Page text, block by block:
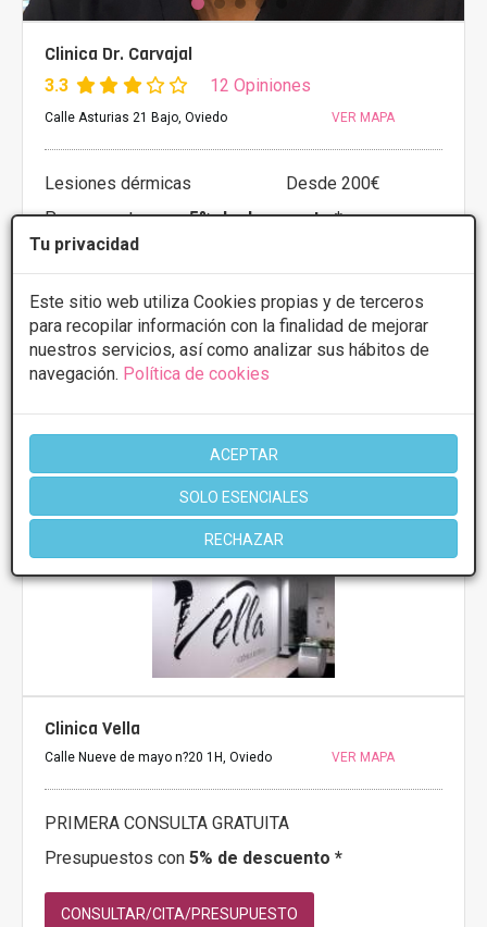
Tu privacidad
Este sitio web utiliza Cookies propias y de terceros
para recopilar información con la finalidad de mejorar
nuestros servicios, así como analizar sus hábitos de
navegación. Política de cookies
ACEPTAR
SOLO ESENCIALES
RECHAZAR
Clinica Dr. Carvajal
3.3 12 Opiniones
Calle Asturias 21 Bajo, Oviedo VER MAPA
Lesiones dérmicas
Desde 200€
Presupuestos con5% de descuento *
CONSULTAR/CITA/PRESUPUESTO
Lunes
10:00 - 14:00 16:00 - 20:00
Martes
10:00 - 14:00 16:00 - 20:00
Miércoles
10:00 - 14:00 16:00 - 20:00
Viernes
10:00 - 14:00
Más información
Clinica Vella
Calle Nueve de mayo n?20 1H, Oviedo VER MAPA
PRIMERA CONSULTA GRATUITA
Presupuestos con 5% de descuento *
CONSULTAR/CITA/PRESUPUESTO